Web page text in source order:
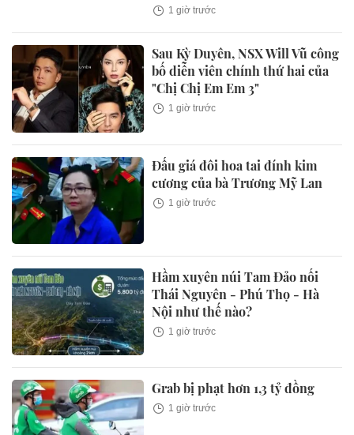
1 giờ trước
Sau Kỳ Duyên, NSX Will Vũ công
bố diễn viên chính thứ hai của
"Chị Chị Em Em 3"
1 giờ trước
Đấu giá đôi hoa tai đính kim
cương của bà Trương Mỹ Lan
1 giờ trước
Hầm xuyên núi Tam Đảo nối
Thái Nguyên - Phú Thọ - Hà
Nội như thế nào?
1 giờ trước
Grab bị phạt hơn 1,3 tỷ đồng
1 giờ trước